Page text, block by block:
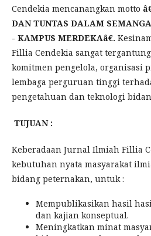
Cendekia mencanangkan motto
DAN TUNTAS DALAM
- KAMPUS MERDEKAâ€.
Fillia Cendekia sangat
komitmen pengelola, organisasi
lembaga perguruan tinggi
pengetahuan dan teknologi
TUJUAN :
Keberadaan Jurnal Ilmiah Fillia
kebutuhan nyata masyarakat
bidang peternakan, untuk :
Mempublikasikan hasil
dan kajian konseptual.
Meningkatkan minat